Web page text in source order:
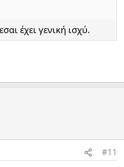
έχει γενική ισχύ.
#11